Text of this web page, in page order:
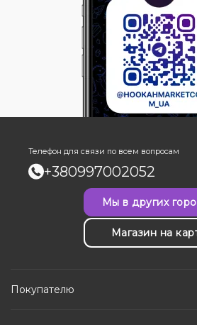
Телефон для связи по всем вопросам
+380997002052
Мы в других
Магазин на
Покупателю